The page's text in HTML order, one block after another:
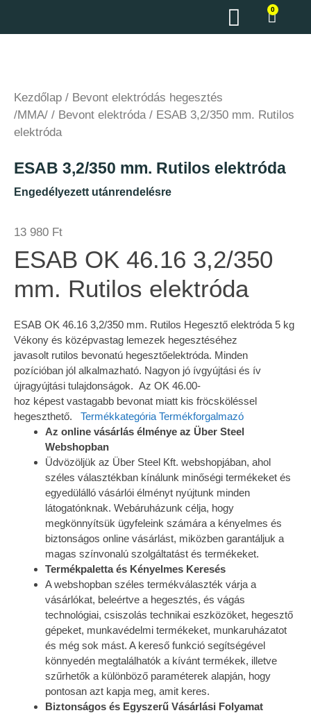
0
Kezdőlap / Bevont elektródás hegesztés
/MMA/ / Bevont elektróda/ ESAB 3,2/350 mm. Rutilos
elektróda
ESAB 3,2/350 mm. Rutilos elektróda
Engedélyezett utánrendelésre
13 980 Ft
ESAB OK 46.16 3,2/350
mm. Rutilos elektróda
ESAB OK 46.16 3,2/350 mm. Rutilos Hegesztő elektróda 5 kg
Vékony és középvastag lemezek hegesztéséhez
javasolt rutilos bevonatú hegesztőelektróda. Minden
pozícióban jól alkalmazható. Nagyon jó ívgyújtási és ív
újragyújtási tulajdonságok. Az OK 46.00-
hoz képest vastagabb bevonat miatt kis fröcsköléssel
hegeszthető. Termékkategória Termékforgalmazó
Az online vásárlás élménye az Über Steel
Webshopban
Üdvözöljük az Über Steel Kft. webshopjában, ahol
széles választékban kínálunk minőségi termékeket és
egyedülálló vásárlói élményt nyújtunk minden
látogatónknak. Webáruházunk célja, hogy
megkönnyítsük ügyfeleink számára a kényelmes és
biztonságos online vásárlást, miközben garantáljuk a
magas színvonalú szolgáltatást és termékeket.
Termékpaletta és Kényelmes Keresés
A webshopban széles termékválaszték várja a
vásárlókat, beleértve a hegesztés, és vágás
technológiai, csiszolás technikai eszközöket, hegesztő
gépeket, munkavédelmi termékeket, munkaruházatot
és még sok mást. A kereső funkció segítségével
könnyedén megtalálhatók a kívánt termékek, illetve
szűrhetők a különböző paraméterek alapján, hogy
pontosan azt kapja meg, amit keres.
Biztonságos és Egyszerű Vásárlási Folyamat